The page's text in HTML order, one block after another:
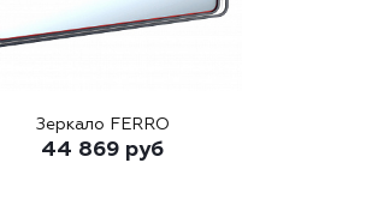
Зеркало FERRO
44 869 руб